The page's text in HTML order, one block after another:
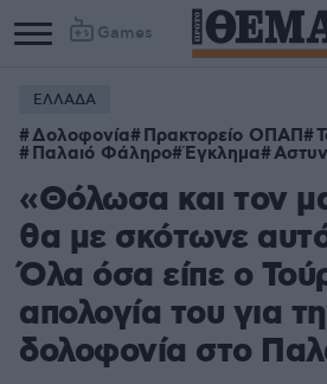
Games
ΕΛΛΑΔΑ
Δολοφονία Πρακτορείο ΟΠΑΠ
Παλαιό Φάληρο Έγκλημα
«Θόλωσα και τον
θα με σκότωνε
Όλα όσα είπε ο
απολογία του για
δολοφονία στο